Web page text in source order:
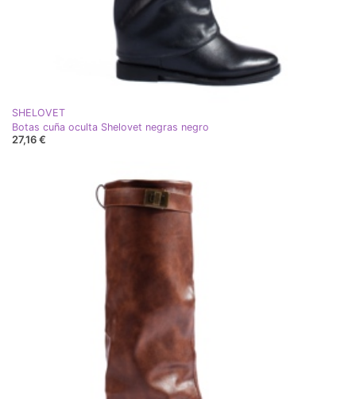
SHELOVET
Botas cuña oculta Shelovet negras negro
27,16 €